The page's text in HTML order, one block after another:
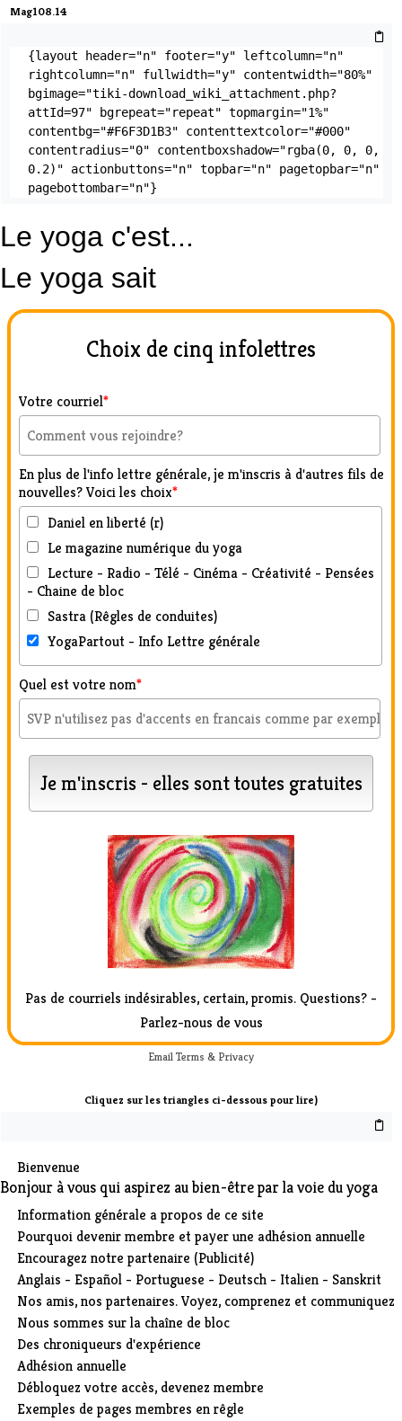
Mag108.14
{layout header="n" footer="y" leftcolumn="n"
rightcolumn="n" fullwidth="y" contentwidth="80%"
bgimage="tiki-download_wiki_attachment.php?
attId=97" bgrepeat="repeat" topmargin="1%"
contentbg="#F6F3D1B3" contenttextcolor="#000"
contentradius="0" contentboxshadow="rgba(0, 0, 0,
0.2)" actionbuttons="n" topbar="n" pagetopbar="n"
pagebottombar="n"}
Le yoga c'est...
Le yoga sait
Choix de cinq infolettres
Votre courriel*
En plus de l'info lettre générale, je m'inscris à d'autres fils de
nouvelles? Voici les choix*
Daniel en liberté (r)
Le magazine numérique du yoga
Lecture - Radio - Télé - Cinéma - Créativité - Pensées
- Chaine de bloc
Sastra (Rêgles de conduites)
YogaPartout - Info Lettre générale
Quel est votre nom*
Pas de courriels indésirables, certain, promis. Questions? -
Parlez-nous de vous
EmailTerms & Privacy
Cliquez sur les triangles ci-dessous pour lire)
Bienvenue
Bonjour à vous qui aspirez au bien-être par la voie du yoga
Information générale a propos de ce site
Pourquoi devenir membre et payer une adhésion annuelle
Encouragez notre partenaire (Publicité)
Anglais - Español - Portuguese - Deutsch - Italien - Sanskrit
Nos amis, nos partenaires. Voyez, comprenez et communiquez
Nous sommes sur la chaîne de bloc
Des chroniqueurs d'expérience
Adhésion annuelle
Débloquez votre accès, devenez membre
Exemples de pages membres en rêgle